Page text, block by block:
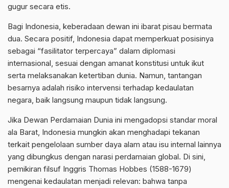
gugur secara etis.
Bagi Indonesia, keberadaan dewan ini ibarat pisau bermata
dua. Secara positif, Indonesia dapat memperkuat posisinya
sebagai “fasilitator terpercaya” dalam diplomasi
internasional, sesuai dengan amanat konstitusi untuk ikut
serta melaksanakan ketertiban dunia. Namun, tantangan
besarnya adalah risiko intervensi terhadap kedaulatan
negara, baik langsung maupun tidak langsung.
Jika Dewan Perdamaian Dunia ini mengadopsi standar moral
ala Barat, Indonesia mungkin akan menghadapi tekanan
terkait pengelolaan sumber daya alam atau isu internal lainnya
yang dibungkus dengan narasi perdamaian global. Di sini,
pemikiran filsuf Inggris Thomas Hobbes (1588-1679)
mengenai kedaulatan menjadi relevan: bahwa tanpa